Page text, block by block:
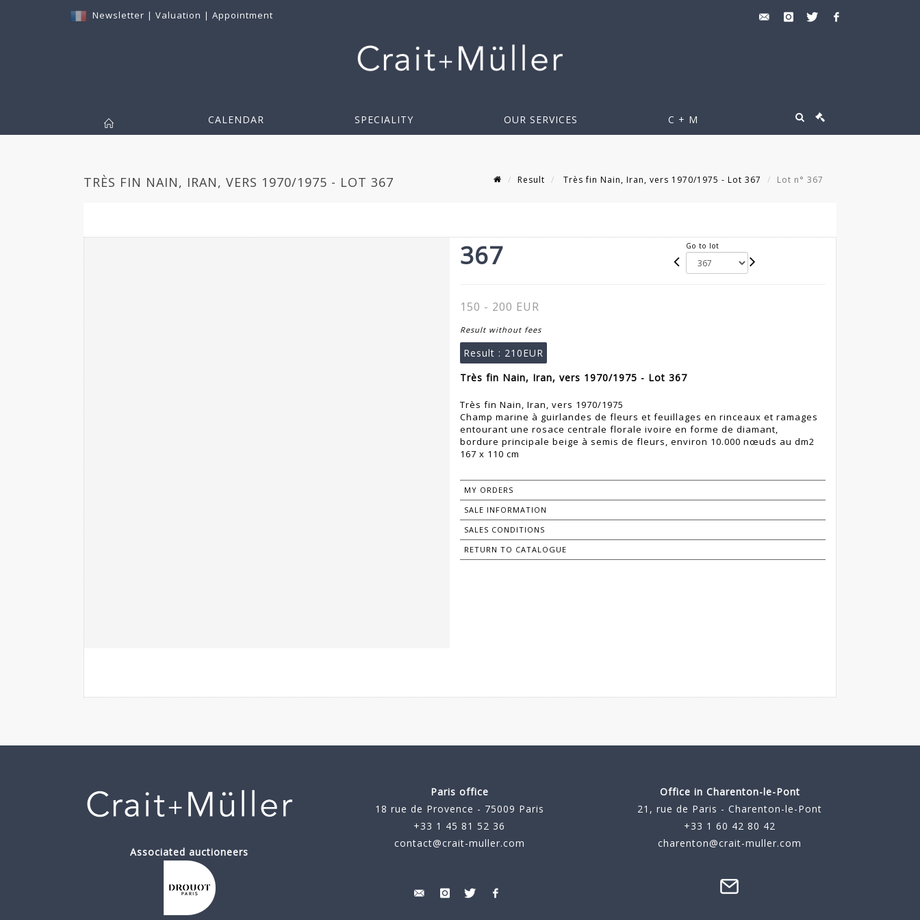
Newsletter | Valuation | Appointment
CALENDAR SPECIALITY OUR SERVICES C + M
TRÈS FIN NAIN, IRAN, VERS 1970/1975 - LOT 367 Result Très fin Nain, Iran, vers 1970/1975 - Lot 367 Lot n° 367
367 Go to lot
150 - 200 EUR
Result without fees
Result : 210EUR
Très fin Nain, Iran, vers 1970/1975 - Lot 367
Très fin Nain, Iran, vers 1970/1975
Champ marine à guirlandes de fleurs et feuillages en rinceaux et ramages
entourant une rosace centrale florale ivoire en forme de diamant,
bordure principale beige à semis de fleurs, environ 10.000 nœuds au dm2
167 x 110 cm
MY ORDERS
SALE INFORMATION
SALES CONDITIONS
RETURN TO CATALOGUE
Associated auctioneers
Paris office
18 rue de Provence - 75009 Paris
+33 1 45 81 52 36
contact@crait-muller.com
Office in Charenton-le-Pont
21, rue de Paris - Charenton-le-Pont
+33 1 60 42 80 42
charenton@crait-muller.com